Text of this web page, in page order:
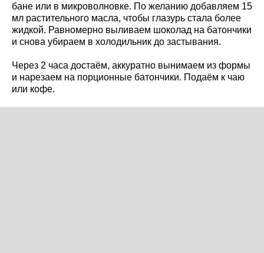
бане или в микроволновке. По желанию добавляем 15
мл растительного масла, чтобы глазурь стала более
жидкой. Равномерно выливаем шоколад на батончики
и снова убираем в холодильник до застывания.
Через 2 часа достаём, аккуратно вынимаем из формы
и нарезаем на порционные батончики. Подаём к чаю
или кофе.